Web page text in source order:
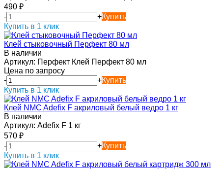
490 ₽
-
+Купить
Купить в 1 клик
Клей стыковочный Перфект 80 мл
В наличии
Артикул: Перфект Клей Перфект 80 мл
Цена по запросу
-
+Купить
Купить в 1 клик
Клей NMC Adefix F акриловый белый ведро 1 кг
В наличии
Артикул: Adefix F 1 кг
570 ₽
-
+Купить
Купить в 1 клик